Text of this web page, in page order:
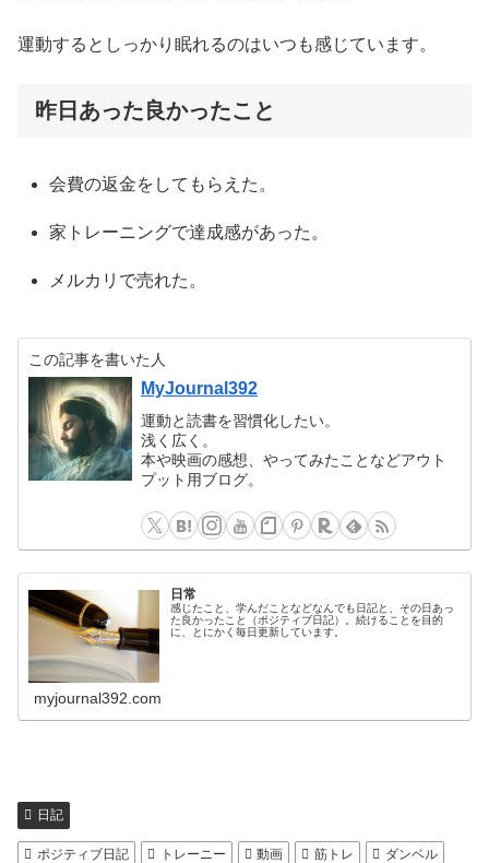
運動するとしっかり眠れるのはいつも感じています。
昨日あった良かったこと
会費の返金をしてもらえた。
家トレーニングで達成感があった。
メルカリで売れた。
この記事を書いた人
MyJournal392
運動と読書を習慣化したい。
浅く広く。
本や映画の感想、やってみたことなどアウト
プット用ブログ。
日常
感じたこと、学んだことなどなんでも日記と、その日あっ
た良かったこと（ポジティブ日記）。続けることを目的
に、とにかく毎日更新しています。
myjournal392.com
日記
ポジティブ日記 トレーニー 動画 筋トレ
ダンベル